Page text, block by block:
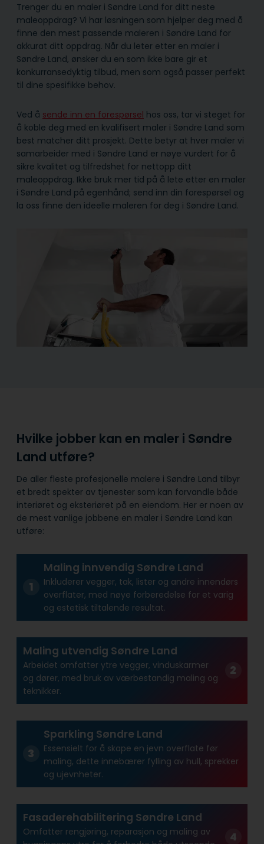
Trenger du en maler i Søndre Land for ditt neste
maleoppdrag? Vi har løsningen som hjelper deg med å
finne den mest passende maleren i Søndre Land for
akkurat ditt oppdrag. Når du leter etter en maler i
Søndre Land, ønsker du en som ikke bare gir et
konkurransedyktig tilbud, men som også passer perfekt
til dine spesifikke behov.
Ved å sende inn en forespørsel hos oss, tar vi steget for
å koble deg med en kvalifisert maler i Søndre Land som
best matcher ditt prosjekt. Dette betyr at hver maler vi
samarbeider med i Søndre Land er nøye vurdert for å
sikre kvalitet og tilfredshet for nettopp ditt
maleoppdrag. Ikke bruk mer tid på å lete etter en maler
i Søndre Land på egenhånd; send inn din forespørsel og
la oss finne den ideelle maleren for deg i Søndre Land.
Hvilke jobber kan en maler i Søndre
Land utføre?
De aller fleste profesjonelle malere i Søndre Land tilbyr
et bredt spekter av tjenester som kan forvandle både
interiøret og eksteriøret på en eiendom. Her er noen av
de mest vanlige jobbene en maler i Søndre Land kan
utføre:
Maling innvendig Søndre Land
Inkluderer vegger, tak, lister og andre innendørs
overflater, med nøye forberedelse for et varig
og estetisk tiltalende resultat.
Maling utvendig Søndre Land
Arbeidet omfatter ytre vegger, vinduskarmer
og dører, med bruk av værbestandig maling og
teknikker.
Sparkling Søndre Land
Essensielt for å skape en jevn overflate før
maling, dette innebærer fylling av hull, sprekker
og ujevnheter.
Fasaderehabilitering Søndre Land
Omfatter rengjøring, reparasjon og maling av